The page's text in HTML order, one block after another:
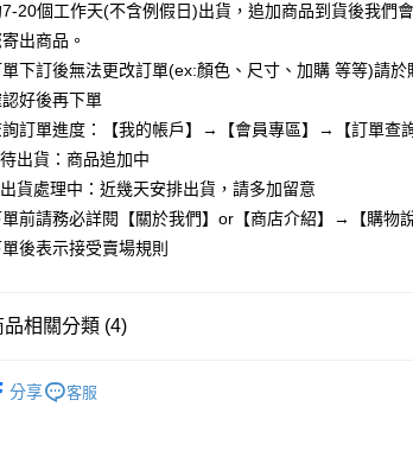
付
先享後付
說明
關於「AFTEE先享後付」】
先享後付是「在收到商品之後才付款」的支付方式。 讓您
便利好安心！
．簡單：不需註冊會員、不需綁卡、不需儲值。
．便利：只要手機號碼，簡訊認證，即可結帳。
．安心：先確認商品／服務後，再付款。
【「AFTEE先享後付」結帳流程】
．訂單成立數日內，您將收到繳費通知簡訊。
３．收到繳費通知簡訊後14天內，點擊此簡訊中的連結，可透過四
請注意：結帳手續完成當下不需立刻繳費，但若您需要取消訂單
購買商品的店家。未經商家同意取消之訂單仍視為有效，需透過
付款
送方式
付款取貨
款後全家取貨
11付款取貨
20個工作天(不含例假日)出貨，追加商品到貨後我們
出商品。
下訂後無法更改訂單(ex:顏色、尺寸、加購 等等)請於
好後再下單
詢訂單進度：【我的帳戶】→【會員專區】→【訂單查
出貨：商品追加中
貨處理中：近幾天安排出貨，請多加留意
前請務必詳閱【關於我們】or【商店介紹】→【購物
後表示接受賣場規則
品相關分類 (4)
分享 客服